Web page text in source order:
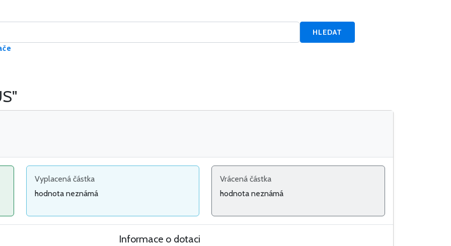
HLEDAT
Vyplacená částka
hodnota neznámá
Vrácená částka
hodnota neznámá
Informace o dotaci